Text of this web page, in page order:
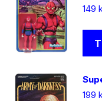
149
199